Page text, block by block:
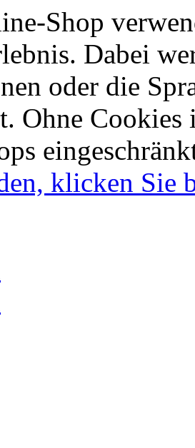
Shop
Dabei
oder die
Ohne
klicken Sie